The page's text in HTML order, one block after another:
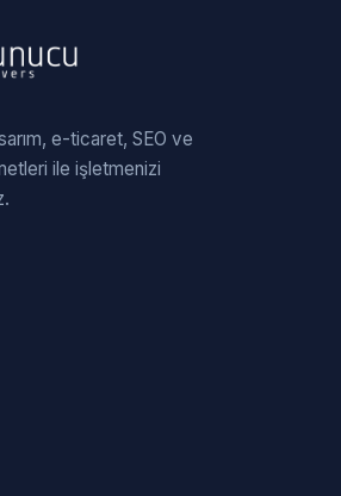
e-ticaret, SEO ve
ile işletmenizi